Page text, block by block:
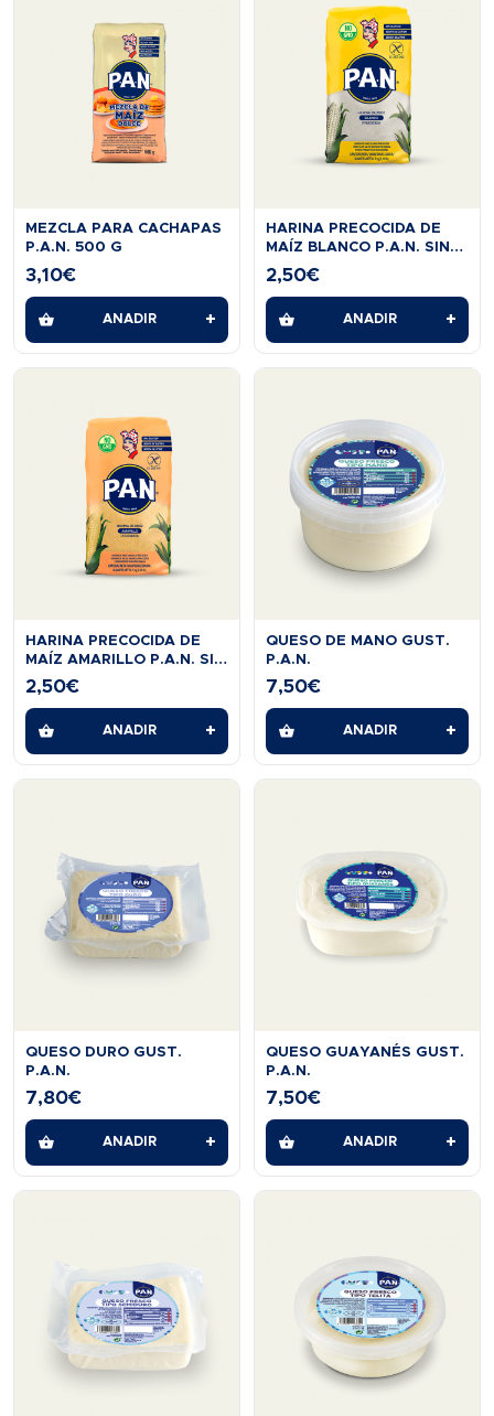
MEZCLA PARA CACHAPAS
P.A.N. 500 G
3,10€
AÑADIR +
HARINA PRECOCIDA DE
MAÍZ BLANCO P.A.N. SIN
GLUTEN 1KG
2,50€
AÑADIR +
HARINA PRECOCIDA DE
MAÍZ AMARILLO P.A.N. SIN
GLUTEN 1 KG
2,50€
AÑADIR +
QUESO DE MANO GUST.
P.A.N.
7,50€
AÑADIR +
QUESO DURO GUST.
P.A.N.
7,80€
AÑADIR +
QUESO GUAYANÉS GUST.
P.A.N.
7,50€
AÑADIR +